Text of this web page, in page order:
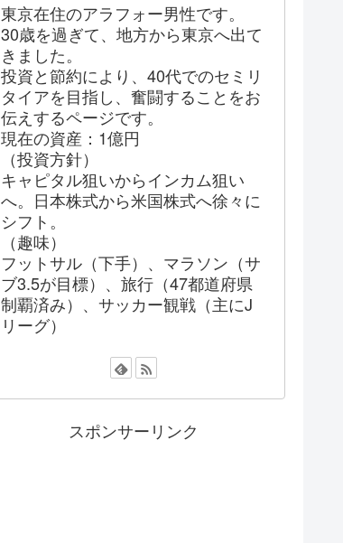
東京在住のアラフォー男性です。
30歳を過ぎて、地方から東京へ出て
きました。
投資と節約により、40代でのセミリ
タイアを目指し、奮闘することをお
伝えするページです。
現在の資産：1億円
（投資方針）
キャピタル狙いからインカム狙い
へ。日本株式から米国株式へ徐々に
シフト。
（趣味）
フットサル（下手）、マラソン（サ
ブ3.5が目標）、旅行（47都道府県
制覇済み）、サッカー観戦（主にJ
リーグ）
スポンサーリンク